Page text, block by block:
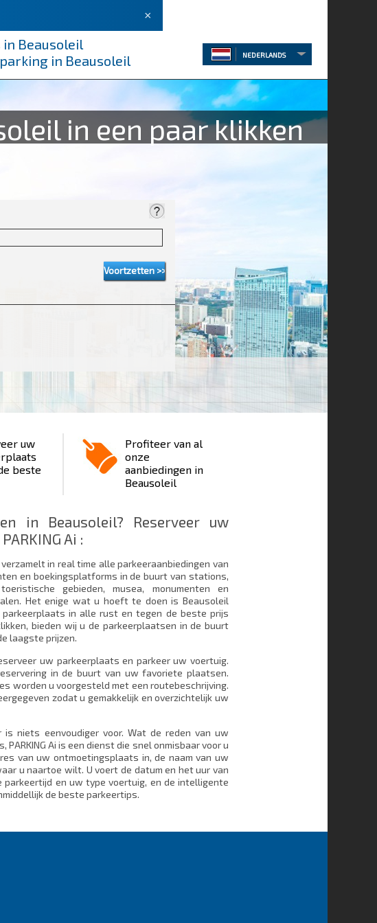
×
Beausoleil
in Beausoleil
NEDERLANDS
in een paar klikken
uw
beste
Profiteer van al
onze
aanbiedingen in
Beausoleil
in Beausoleil? Reserveer uw
Ai :
in real time alle parkeeraanbiedingen van
en boekingsplatforms in de buurt van stations,
gebieden, musea, monumenten en
Het enige wat u hoeft te doen is Beausoleil
parkeerplaats in alle rust en tegen de beste prijs
bieden wij u de parkeerplaatsen in de buurt
laagste prijzen.
uw parkeerplaats en parkeer uw voertuig.
in de buurt van uw favoriete plaatsen.
worden u voorgesteld met een routebeschrijving.
zodat u gemakkelijk en overzichtelijk uw
is niets eenvoudiger voor. Wat de reden van uw
PARKING Ai is een dienst die snel onmisbaar voor u
van uw ontmoetingsplaats in, de naam van uw
u naartoe wilt. U voert de datum en het uur van
parkeertijd en uw type voertuig, en de intelligente
de beste parkeertips.